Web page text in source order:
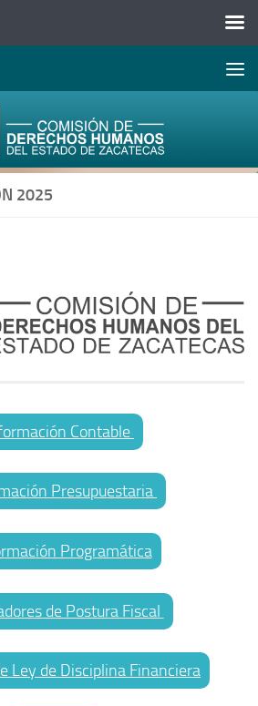
Abrir
2025
Contable
Presupuestaria
Programática
de Postura Fiscal
Ley de Disciplina Financiera